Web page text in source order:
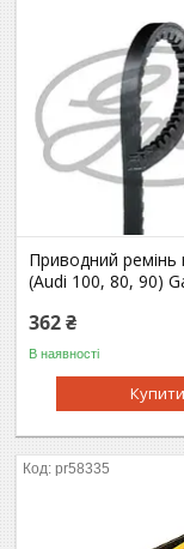
Приводний ремінь
(Audi 100, 80, 90)
362 ₴
В наявності
Купити
pr58335